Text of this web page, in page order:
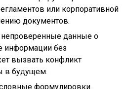
или корпоративной
документов.
данные о
информации без
вызвать конфликт
в будущем.
формулировки.